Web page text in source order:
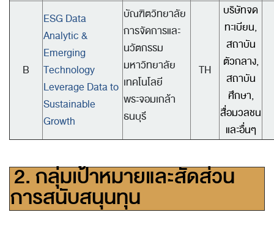
B
ESG Data
Analytic &
Emerging
Technology
Leverage Data to
Sustainable
Growth
บัณฑิตวิทยาลัย
การจัดการและ
นวัตกรรม
มหาวิทยาลัย
เทคโนโลยี
พระจอมเกล้า
ธนบุรี
TH
บริษัทจด
ทะเบียน,
สถาบัน
ตัวกลาง,
สถาบัน
ศึกษา,
สื่อมวลชน
และอื่นๆ
2. กลุ่มเป้าหมายและสัดส่วน
การสนับสนุนทุน